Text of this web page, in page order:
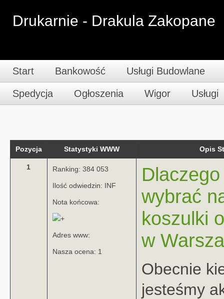
Drukarnie - Drakula Zakopane
Start Bankowość Usługi Budowlane
Spedycja Ogłoszenia Wigor Usługi
Pozycja Statystyki WWW Opis
1 Ranking: 384 053
Ilość odwiedzin: INF
Nota końcowa:
Adres www:
Nasza ocena: 1
wybrać
koszulki
w
Obecnie
jesteśmy